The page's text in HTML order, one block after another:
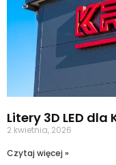
Litery 3D LED
2 kwietnia, 2026
Czytaj więcej »